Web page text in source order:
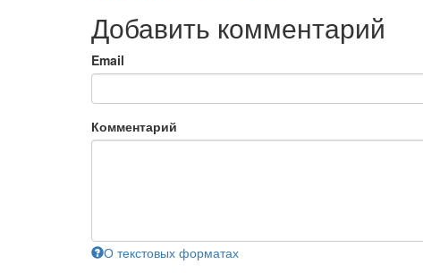
Добавить комментарий
Email
Комментарий
О текстовых форматах